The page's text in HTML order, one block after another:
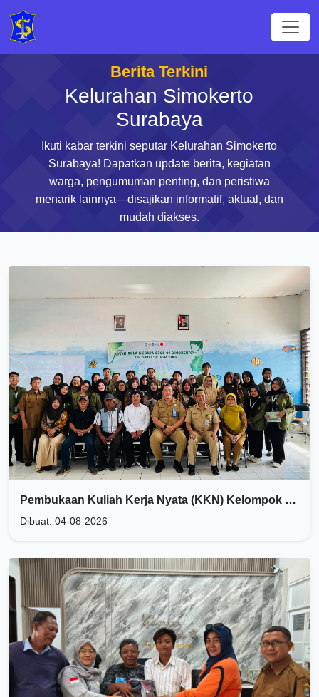
Berita Terkini
Kelurahan Simokerto
Surabaya
Ikuti kabar terkini seputar Kelurahan Simokerto
Surabaya! Dapatkan update berita, kegiatan
warga, pengumuman penting, dan peristiwa
menarik lainnya—disajikan informatif, aktual, dan
mudah diakses.
Pembukaan Kuliah Kerja Nyata (KKN) Kelompok 01 UPN "Veteran" Jawa Timur Resmi Digelar di Kantor Kelurahan Simokerto
Dibuat: 04-08-2026